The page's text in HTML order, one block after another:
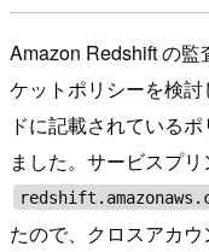
Amazon Redshift の
ケットポリシーを検
ドに記載されている
ました。サービスプ
たので、クロスアカ